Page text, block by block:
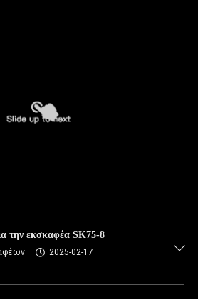
την εκσκαφέα SK75-8
2025-02-17